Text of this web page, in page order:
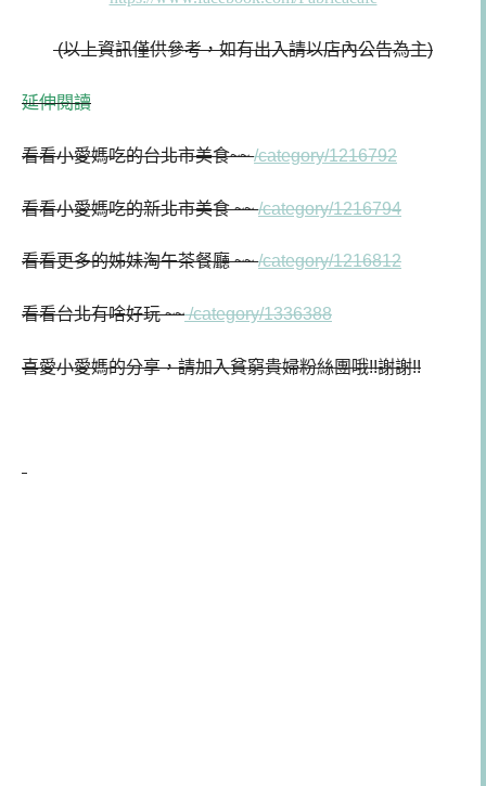
(以上資訊僅供參考，如有出入請以店內公告為主)
延伸閱讀
看看小愛媽吃的台北市美食~~/category/1216792
看看小愛媽吃的新北市美食 ~~/category/1216794
看看更多的姊妹淘午茶餐廳 ~~/category/1216812
看看台北有啥好玩 ~~/category/1336388
喜愛小愛媽的分享，請加入貧窮貴婦粉絲團哦!!謝謝!!